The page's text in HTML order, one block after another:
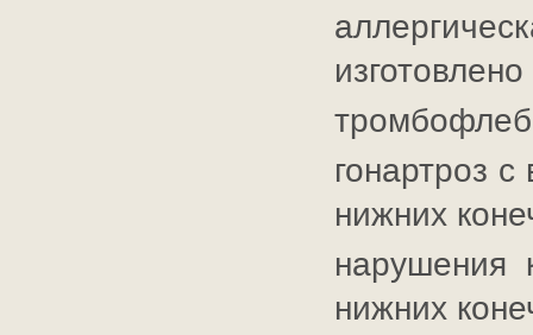
гонартроз
нижних
нарушения
нижних